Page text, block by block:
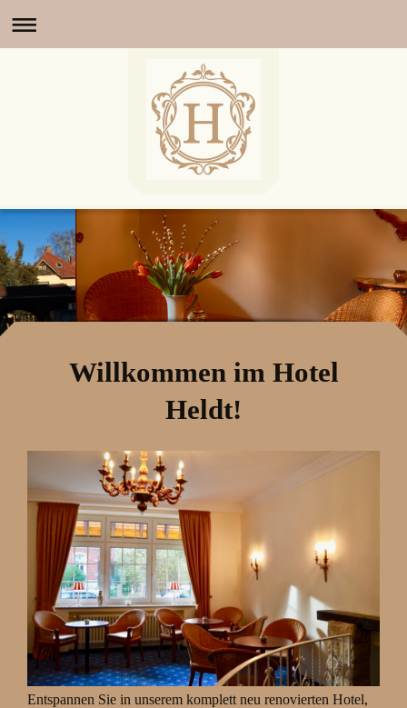
Willkommen im Hotel
Heldt!
Entspannen Sie in unserem komplett neu renovierten Hotel,